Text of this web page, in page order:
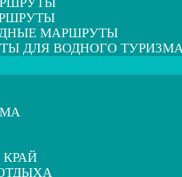
МАРШРУТЫ
ДЛЯ ВОДНОГО ТУРИЗМА